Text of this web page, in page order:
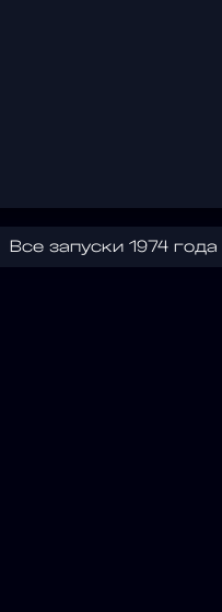
Все запуски 1974 года